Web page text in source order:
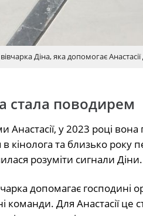
Діна, яка допомогає
стала поводирем
Анастасії, у 2023 році
кінолога та близько року
розуміти сигнали Діни.
допомагає господині
команди. Для Анастасії